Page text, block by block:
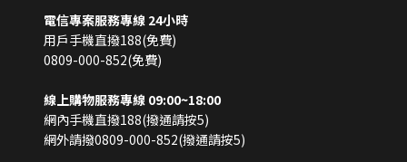
電信專案服務專線 24小時
用戶手機直撥188(免費)
0809-000-852(免費)
線上購物服務專線 09:00~18:00
網內手機直撥188(撥通請按5)
網外請撥0809-000-852(撥通請按5)